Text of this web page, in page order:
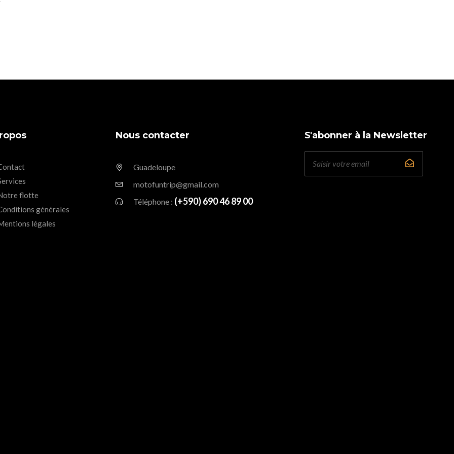
flotte
générales
légales
Nous contacter
Guadeloupe
motofuntrip@gmail.com
Téléphone : (+590) 690 46 89 00
S'abonner à la Newsletter